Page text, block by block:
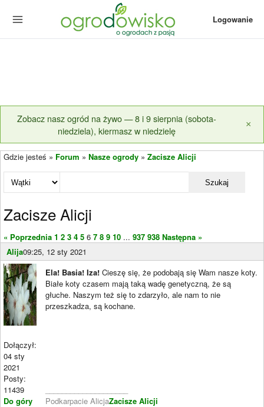
Logowanie
Zobacz nasz ogród na żywo — 8 i 9 sierpnia (sobota-
niedziela), kiermasz w niedzielę
×
Gdzie jesteś » Forum » Nasze ogrody » Zacisze Alicji
Szukaj
Zacisze Alicji
« Poprzednia 1 2 3 4 5 6 7 8 9 10 ... 937 938 Następna »
Alija09:25, 12 sty 2021
Dołączył:
04 sty
2021
Posty:
11439
Do góry
Ela! Basia! Iza! Cieszę się, że podobają się Wam nasze koty.
Białe koty czasem mają taką wadę genetyczną, że są
głuche. Naszym też się to zdarzyło, ale nam to nie
przeszkadza, są kochane.
Podkarpacie AlicjaZacisze Alicji